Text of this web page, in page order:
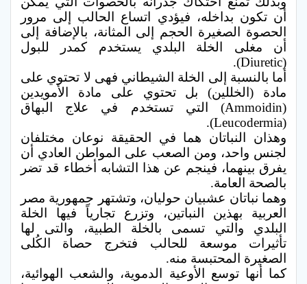
أن تكون بداخله، فيؤدي اتساع الحالب إلى مرور
الحصوة الصغيرة الحجم إلى المثانة، بالإضافة إلى
أن مغلى الخلة البلدي يستخدم كمدر للبول
(Diuretic).
أما بالنسبة إلى الخلة الشيطاني فهى لا تحتوي على
مادة (الخللين) بل تحتوي على مادة الأمويدين
(Ammoidin) التي تستخدم في علاج البهاق
(Leucodermia).
وهذان النباتان هما في الحقيقة نوعان مختلفان
لجنس واحد، ومن الصعب على المواطن العادي أن
يفرق بينهما، فينجم عن هذا التشابه أخطاء قد تضر
بالصحة العامة.
وهما نباتان عشبيان حوليان، وتشتهر جمهورية مصر
العربية بهذين النباتين، وتزرع تجارياً فيها الخلة
البلدي والتي تسمى بالخلة الطبية، والتى لها
تأثيرات موسعة للحالب فتخرج حصاة الكُلى
الصغيرة المحتبسة منه.
كما أنها توسع الأوعية الدموية، والشعب الهوائية،